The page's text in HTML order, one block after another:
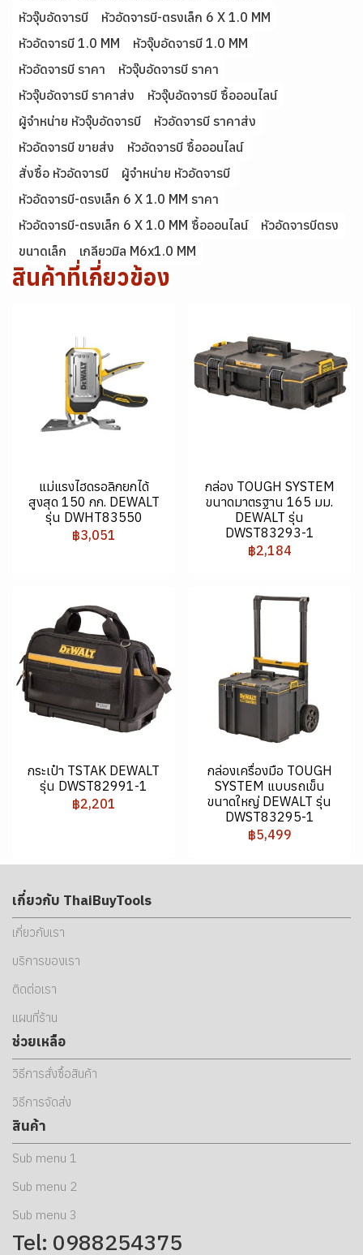
หัวจุ๊บอัดจารบี
หัวอัดจารบี-ตรงเล็ก 6 X 1.0 MM
หัวอัดจารบี 1.0 MM
หัวจุ๊บอัดจารบี 1.0 MM
หัวอัดจารบี ราคา
หัวจุ๊บอัดจารบี ราคา
หัวจุ๊บอัดจารบี ราคาส่ง
หัวจุ๊บอัดจารบี ซื้อออนไลน์
ผู้จำหน่าย หัวจุ๊บอัดจารบี
หัวอัดจารบี ราคาส่ง
หัวอัดจารบี ขายส่ง
หัวอัดจารบี ซื้อออนไลน์
สั่งซื้อ หัวอัดจารบี
ผู้จำหน่าย หัวอัดจารบี
หัวอัดจารบี-ตรงเล็ก 6 X 1.0 MM ราคา
หัวอัดจารบี-ตรงเล็ก 6 X 1.0 MM ซื้อออนไลน์
หัวอัดจารบีตรง
ขนาดเล็ก
เกลียวมิล M6x1.0 MM
สินค้าที่เกี่ยวข้อง
แม่แรงไฮดรอลิกยกได้
สูงสุด 150 กก. DEWALT
รุ่น DWHT83550
฿3,051
กล่อง TOUGH SYSTEM
ขนาดมาตรฐาน 165 มม.
DEWALT รุ่น
DWST83293-1
฿2,184
กระเป๋า TSTAK DEWALT
รุ่น DWST82991-1
฿2,201
กล่องเครื่องมือ TOUGH
SYSTEM แบบรถเข็น
ขนาดใหญ่ DEWALT รุ่น
DWST83295-1
฿5,499
เกี่ยวกับ ThaiBuyTools
เกี่ยวกับเรา
บริการของเรา
ติดต่อเรา
แผนที่ร้าน
ช่วยเหลือ
วิธีการสั่งซื้อสินค้า
วิธีการจัดส่ง
สินค้า
Sub menu 1
Sub menu 2
Sub menu 3
Tel: 0988254375